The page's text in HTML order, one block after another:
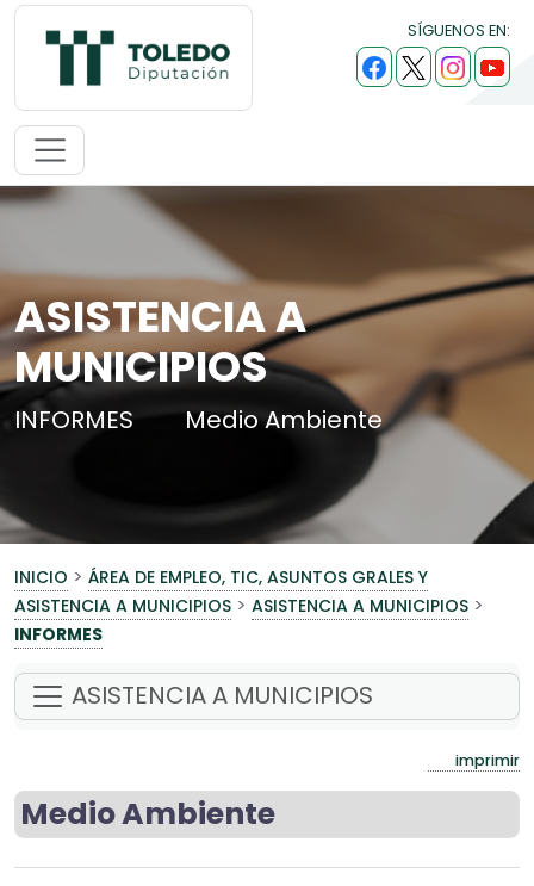
SÍGUENOS EN:
ASISTENCIA A
MUNICIPIOS
INFORMES Medio Ambiente
INICIO > ÁREA DE EMPLEO, TIC, ASUNTOS GRALES Y
ASISTENCIA A MUNICIPIOS > ASISTENCIA A MUNICIPIOS >
INFORMES
ASISTENCIA A MUNICIPIOS
imprimir
Medio Ambiente